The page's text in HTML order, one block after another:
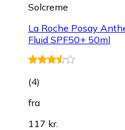
Solcreme
La Roche Posay
Fluid SPF50+ 50ml
(4)
fra
117 kr.